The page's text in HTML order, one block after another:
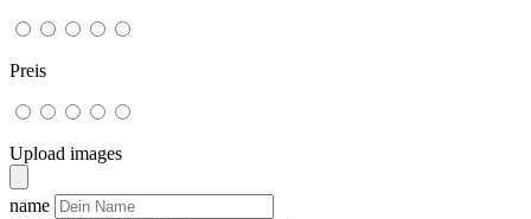
Preis
Upload images
name